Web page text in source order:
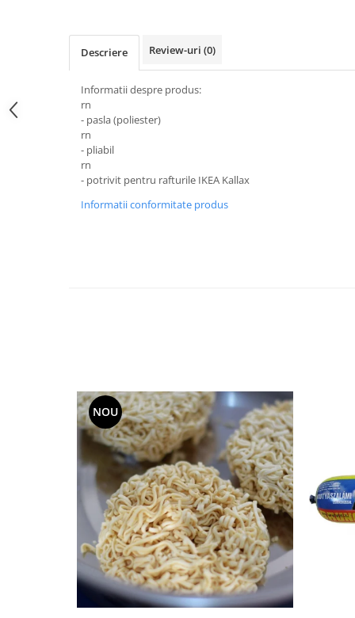
Accesorii Acasă și Mobilier
Dresaj & Sport
Descriere Review-uri (0)
Informatii despre produs:
rn
- pasla (poliester)
rn
- pliabil
rn
- potrivit pentru rafturile IKEA Kallax
Informatii conformitate produs
NOU